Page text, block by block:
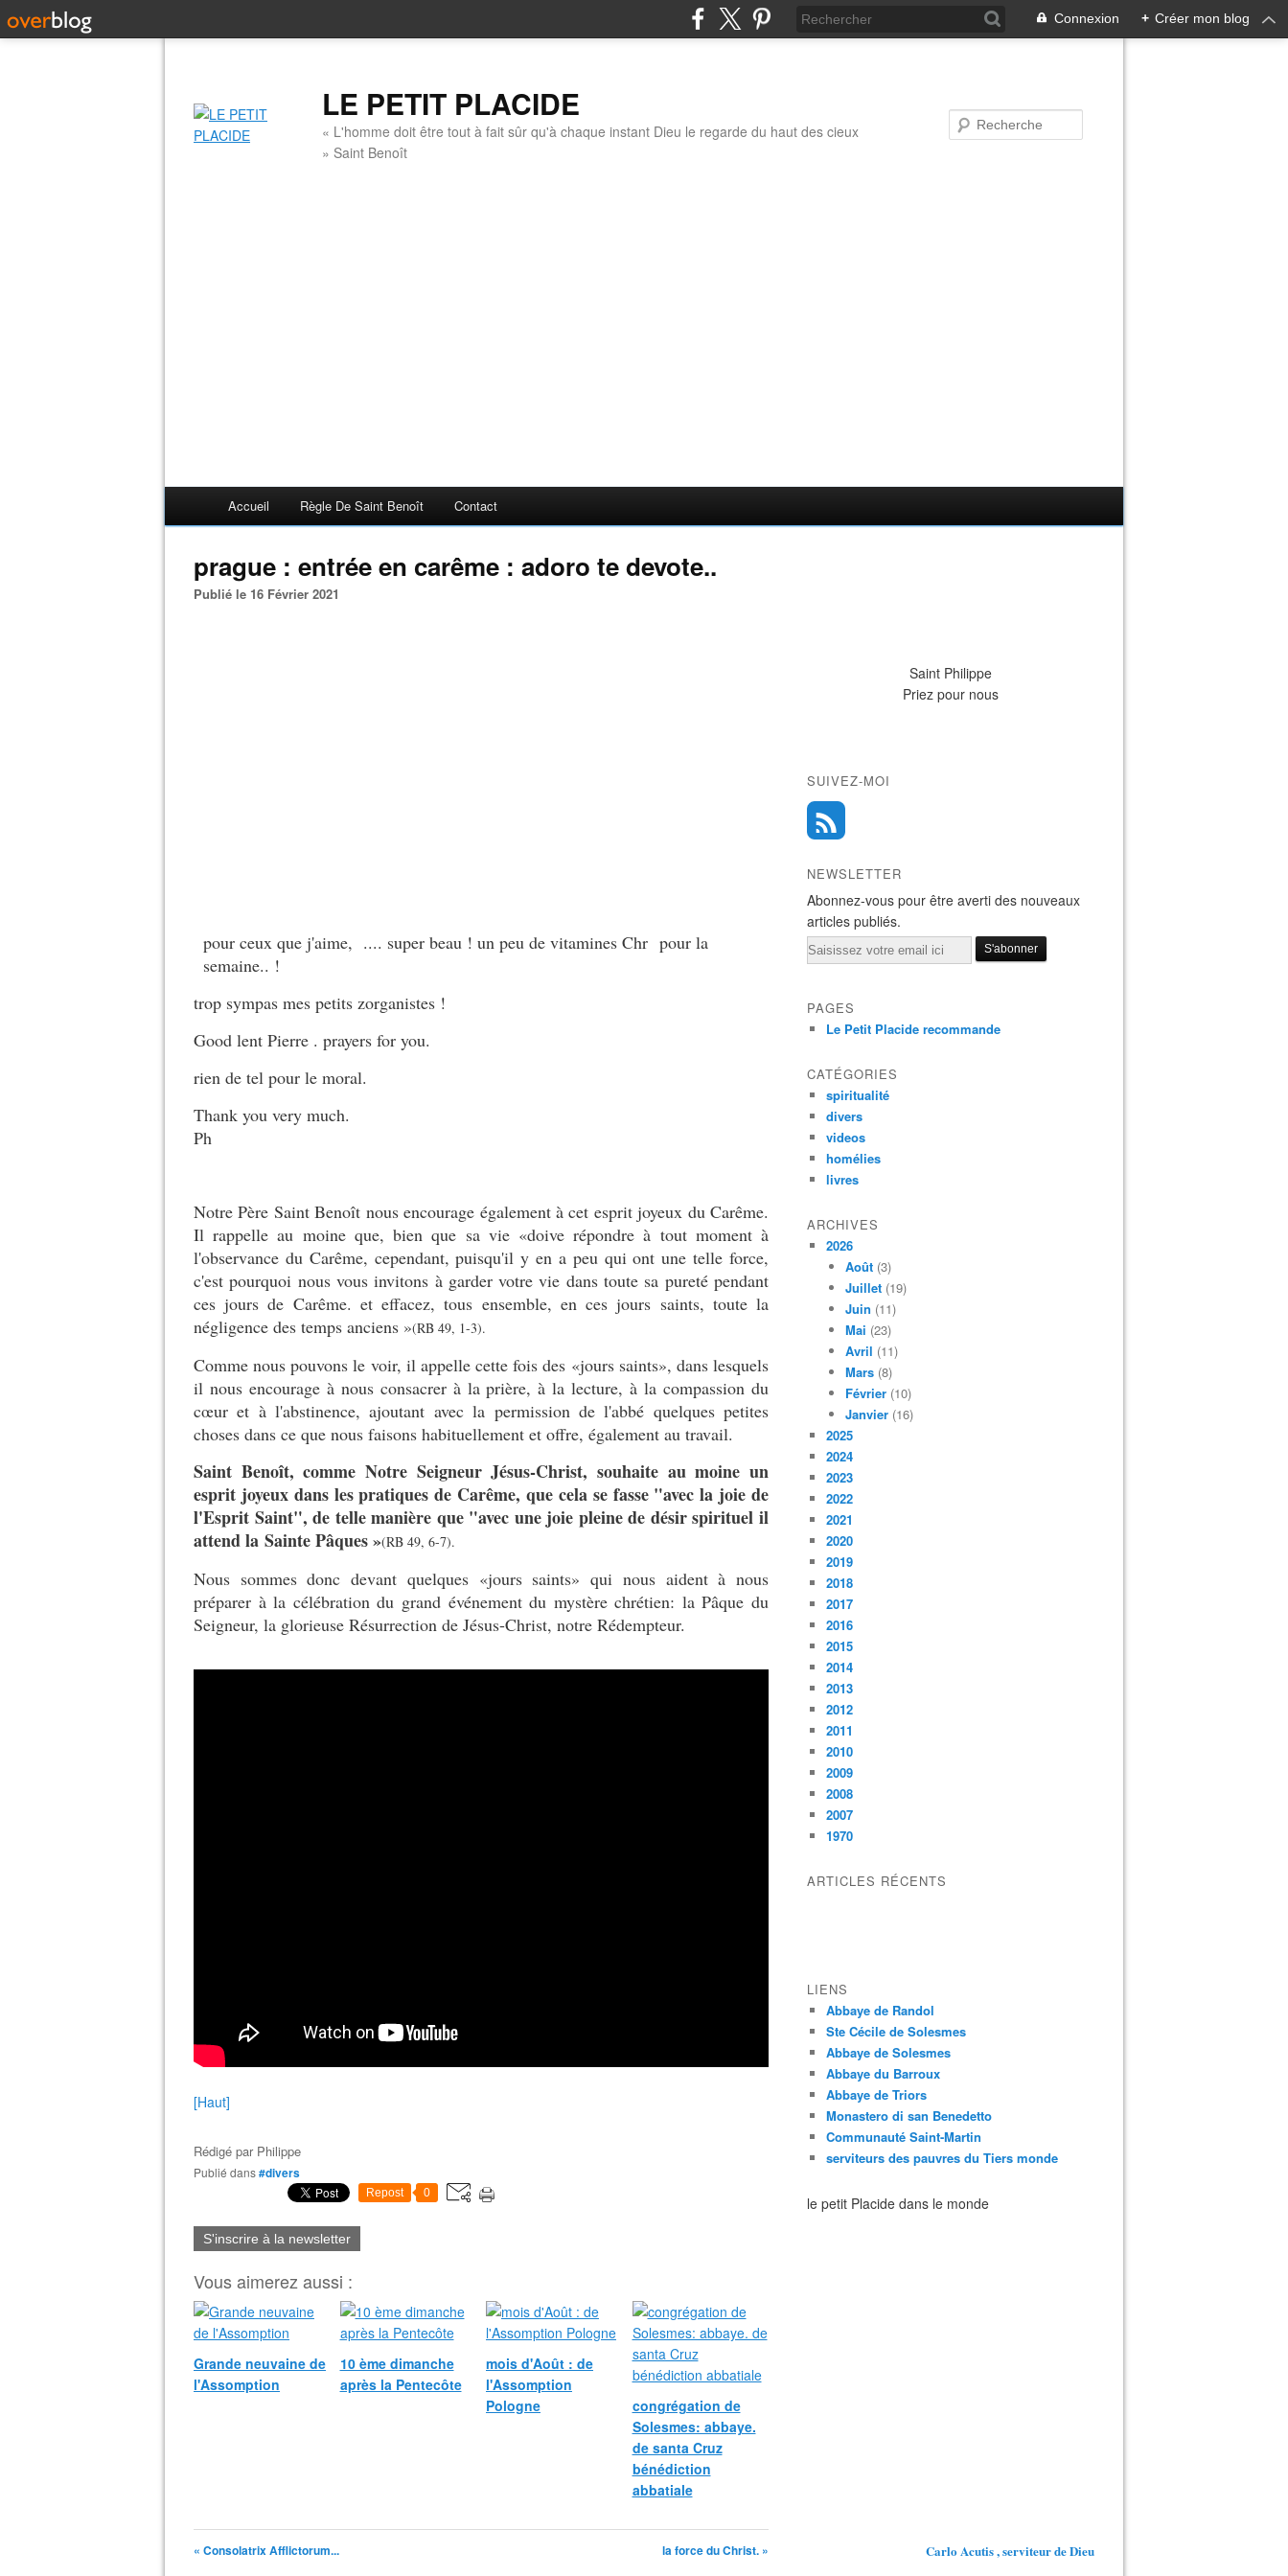
Connexion + Créer mon blog
LE PETIT PLACIDE
« L'homme doit être tout à fait sûr qu'à chaque instant Dieu le regarde du haut des cieux
» Saint Benoît
Accueil Règle De Saint Benoît Contact
prague : entrée en carême : adoro te devote..
Publié le 16 Février 2021
pour ceux que j'aime, .... super beau ! un peu de vitamines Chr pour la
semaine.. !
trop sympas mes petits zorganistes !
Good lent Pierre . prayers for you.
rien de tel pour le moral.
Thank you very much.
Ph
Notre Père Saint Benoît nous encourage également à cet esprit joyeux du Carême.
Il rappelle au moine que, bien que sa vie «doive répondre à tout moment à
l'observance du Carême, cependant, puisqu'il y en a peu qui ont une telle force,
c'est pourquoi nous vous invitons à garder votre vie dans toute sa pureté pendant
ces jours de Carême. et effacez, tous ensemble, en ces jours saints, toute la
négligence des temps anciens »(RB 49, 1-3).
Comme nous pouvons le voir, il appelle cette fois des «jours saints», dans lesquels
il nous encourage à nous consacrer à la prière, à la lecture, à la compassion du
cœur et à l'abstinence, ajoutant avec la permission de l'abbé quelques petites
choses dans ce que nous faisons habituellement et offre, également au travail.
Saint Benoît, comme Notre Seigneur Jésus-Christ, souhaite au moine un
esprit joyeux dans les pratiques de Carême, que cela se fasse "avec la joie de
l'Esprit Saint", de telle manière que "avec une joie pleine de désir spirituel il
attend la Sainte Pâques »(RB 49, 6-7).
Nous sommes donc devant quelques «jours saints» qui nous aident à nous
préparer à la célébration du grand événement du mystère chrétien: la Pâque du
Seigneur, la glorieuse Résurrection de Jésus-Christ, notre Rédempteur.
[Haut]
Rédigé par Philippe
Publié dans#divers
Repost 0
S'inscrire à la newsletter
Vous aimerez aussi :
Grande neuvaine de
l'Assomption
10 ème dimanche
après la Pentecôte
mois d'Août : de
l'Assomption
Pologne
congrégation de
Solesmes: abbaye.
de santa Cruz
bénédiction
abbatiale
« Consolatrix Afflictorum... la force du Christ. »
Saint Philippe
Priez pour nous
SUIVEZ-MOI
NEWSLETTER
Abonnez-vous pour être averti des nouveaux
articles publiés.
Email
PAGES
Le Petit Placide recommande
CATÉGORIES
spiritualité
divers
videos
homélies
livres
ARCHIVES
2026
Août (3)
Juillet (19)
Juin (11)
Mai (23)
Avril (11)
Mars (8)
Février (10)
Janvier (16)
2025
2024
2023
2022
2021
2020
2019
2018
2017
2016
2015
2014
2013
2012
2011
2010
2009
2008
2007
1970
ARTICLES RÉCENTS
LIENS
Abbaye de Randol
Ste Cécile de Solesmes
Abbaye de Solesmes
Abbaye du Barroux
Abbaye de Triors
Monastero di san Benedetto
Communauté Saint-Martin
serviteurs des pauvres du Tiers monde
le petit Placide dans le monde
Carlo Acutis , serviteur de Dieu